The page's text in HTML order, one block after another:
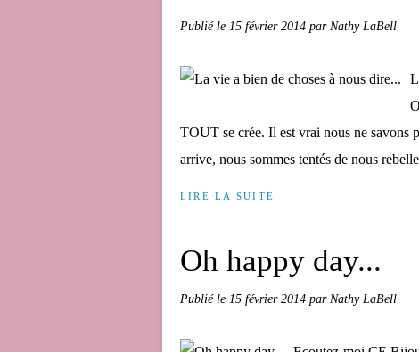
Publié le 15 février 2014 par Nathy LaBell
TOUT se crée. Il est vrai nous ne savons
arrive, nous sommes tentés de nous
LIRE LA SUITE
Oh happy day...
Publié le 15 février 2014 par Nathy LaBell